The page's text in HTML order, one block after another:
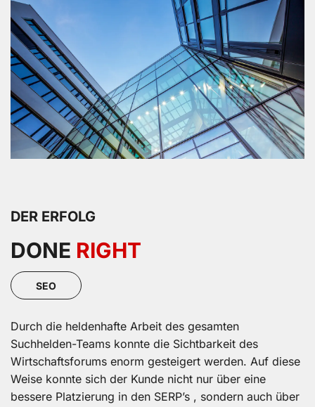
DER ERFOLG
DONE RIGHT
SEO
Durch die heldenhafte Arbeit des gesamten
Suchhelden-Teams konnte die Sichtbarkeit des
Wirtschaftsforums enorm gesteigert werden. Auf diese
Weise konnte sich der Kunde nicht nur über eine
bessere Platzierung in den SERP’s , sondern auch über